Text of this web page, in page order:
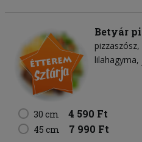
Betyár
pizzaszósz
lilahagyma
30 cm 4 590 Ft
45 cm 7 990 Ft